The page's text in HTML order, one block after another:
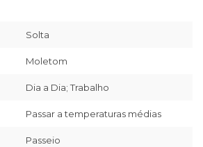
Solta
Moletom
Dia a Dia; Trabalho
Passar a temperaturas médias
Passeio